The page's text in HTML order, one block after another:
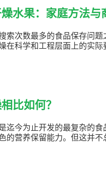
水果：家庭方法与
索次数最多的食品保存问题
科学和工程层面上的实际
比如何？
迄今为止开发的最复杂的食
的营养保留能力。但这并不